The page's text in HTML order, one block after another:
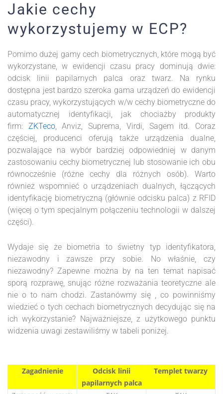
Jakie cechy
wykorzystujemy w ECP?
Pomimo dużej gamy cech biometrycznych, które mogą być
wykorzystane, w ewidencji czasu pracy dominują dwie:
odcisk linii papilarnych palca oraz twarz. Na rynku
dostępna jest bardzo szeroka gama urządzeń do ewidencji
czasu pracy, wykorzystujących w/w cechy biometryczne do
automatycznej identyfikacji, jak chociażby produkty
firm: ZKTeco, Anviz, Suprema, Virdi, Sagem itd. Coraz
częściej, producenci oferują także urządzenia dualne,
pozwalające na wybór bardziej odpowiedniej w danym
zastosowaniu cechy biometrycznej lub stosowanie ich obu
równocześnie (różne cechy dla różnych osób). Warto
również wspomnieć o urządzeniach dualnych, łączących
identyfikację biometryczną (głównie odcisku palca) z RFID
(więcej o tym specjalnym połączeniu technologii w dalszej
części).
Wydaje się że biometria to świetny typ identyfikatora,
niezawodny i zawsze przy sobie. No właśnie, czy
niezawodny? Zapewne można by na ten temat napisać
sporą rozprawę, snując różne rozważania teoretyczne ale
nie o to nam chodzi. Zastanówmy się , co powinniśmy
wiedzieć o tych cechach biometrycznych decydując się na
ich wykorzystanie? Najważniejsze, z użytkowego punktu
widzenia uwagi zestawiliśmy w tabeli poniżej.
Zagadnienie
Odcisk linii
papilarnych palca
Templet twarzy